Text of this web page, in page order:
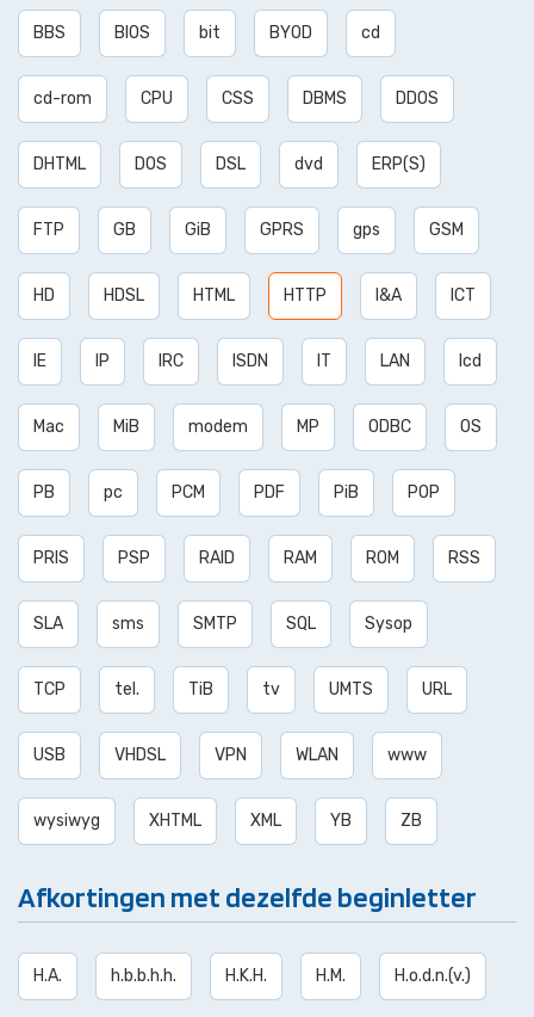
BBS BIOS bit BYOD cd
cd-rom CPU CSS DBMS DDOS
DHTML DOS DSL dvd ERP(S)
FTP GB GiB GPRS gps GSM
HD HDSL HTML HTTP I&A ICT
IE IP IRC ISDN IT LAN lcd
Mac MiB modem MP ODBC OS
PB pc PCM PDF PiB POP
PRIS PSP RAID RAM ROM RSS
SLA sms SMTP SQL Sysop
TCP tel. TiB tv UMTS URL
USB VHDSL VPN WLAN www
wysiwyg XHTML XML YB ZB
Afkortingen met dezelfde beginletter
H.A. h.b.b.h.h. H.K.H. H.M. H.o.d.n.(v.)